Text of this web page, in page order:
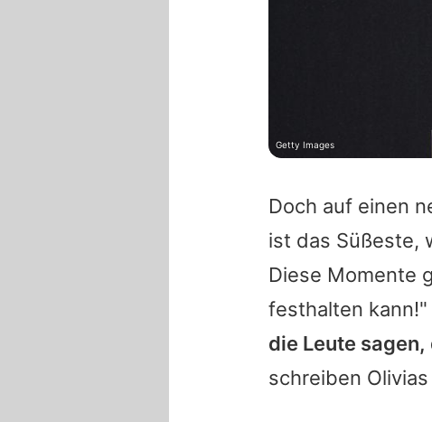
Doch auf einen
ist das Süßeste,
Diese Momente
festhalten kann!"
die Leute
schreiben Olivias
Getty Images